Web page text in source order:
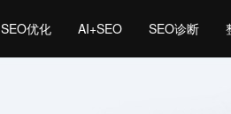
SEO优化 AI+SEO SEO诊断